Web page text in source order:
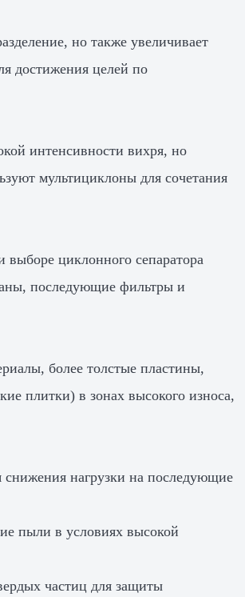
но также увеличивает
достижения целей по
интенсивности вихря, но
мультициклоны для сочетания
циклонного сепаратора
последующие фильтры и
более толстые пластины,
плитки) в зонах высокого износа,
снижения нагрузки на последующие
пыли в условиях высокой
частиц для защиты